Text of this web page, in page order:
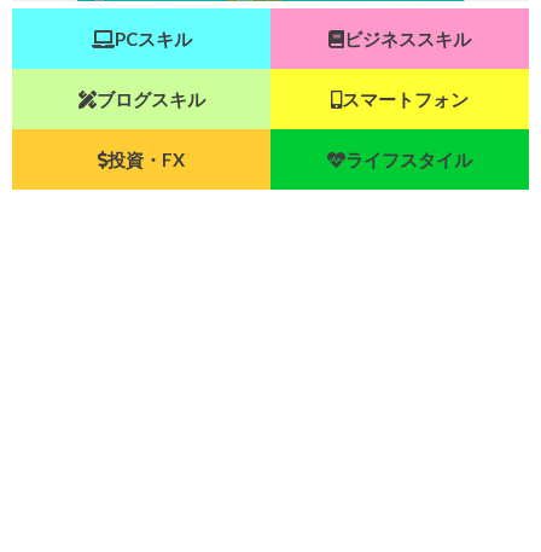
PCスキル ビジネススキル
ブログスキル スマートフォン
投資・FX ライフスタイル